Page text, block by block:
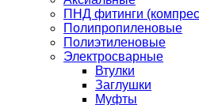
ПНД фитинги
Полипропиленовые
Полиэтиленовые
Электросварные
Втулки
Заглушки
Муфты